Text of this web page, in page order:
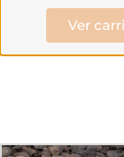
Ver